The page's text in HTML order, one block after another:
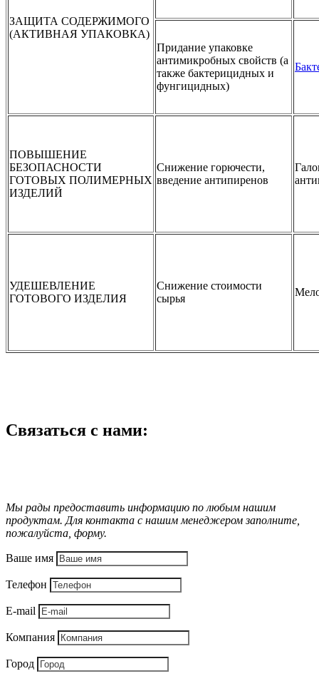
ЗАЩИТА СОДЕРЖИМОГО
(АКТИВНАЯ УПАКОВКА)
Придание упаковке
антимикробных свойств (а
также бактерицидных и
фунгицидных)
ПОВЫШЕНИЕ
БЕЗОПАСНОСТИ
ГОТОВЫХ ПОЛИМЕРНЫХ
ИЗДЕЛИЙ
Снижение горючести,
введение антипиренов
УДЕШЕВЛЕНИЕ
ГОТОВОГО ИЗДЕЛИЯ
Снижение стоимости
сырья
Связаться с нами:
Мы рады предоставить информацию по любым нашим
продуктам. Для контакта с нашим менеджером заполните,
пожалуйста, форму.
Ваше имя
Телефон
E-mail
Компания
Город